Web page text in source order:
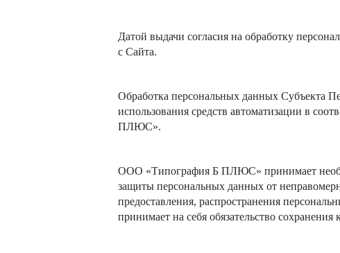
Датой выдачи согласия на обработку
с Сайта.
Обработка персональных данных Субъекта
использования средств автоматизации в
ПЛЮС».
ООО «Типография Б ПЛЮС» принимает
защиты персональных данных от
предоставления, распространения
принимает на себя обязательство